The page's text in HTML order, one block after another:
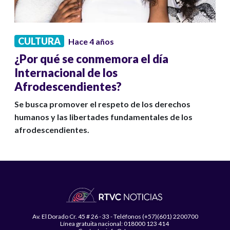
CULTURA Hace 4 años
¿Por qué se conmemora el día
Internacional de los
Afrodescendientes?
Se busca promover el respeto de los derechos
humanos y las libertades fundamentales de los
afrodescendientes.
Av. El Dorado Cr. 45 # 26 - 33 - Teléfonos (+57)(601) 2200700
Línea gratuita nacional: 018000 123 414